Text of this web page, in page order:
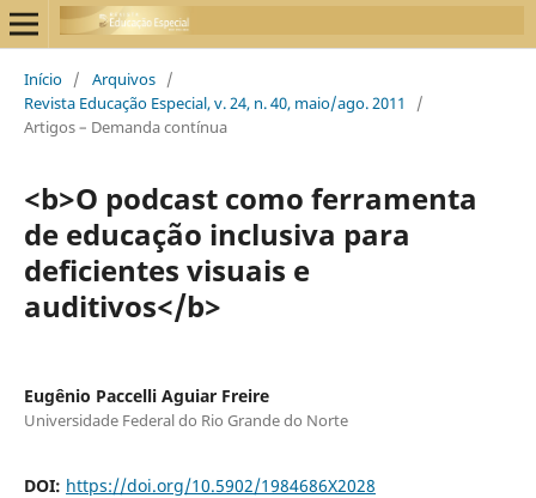
Início / Arquivos /
Revista Educação Especial, v. 24, n. 40, maio/ago. 2011
/
Artigos – Demanda contínua
<b>O podcast como ferramenta
de educação inclusiva para
deficientes visuais e
auditivos</b>
Eugênio Paccelli Aguiar Freire
Universidade Federal do Rio Grande do Norte
DOI: https://doi.org/10.5902/1984686X2028